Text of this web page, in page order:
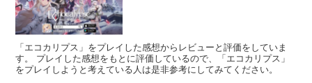
「エコカリプス」をプレイした感想からレビューと評価をしていま
す。 プレイした感想をもとに評価しているので、「エコカリプス」
をプレイしようと考えている人は是非参考にしてみてください。